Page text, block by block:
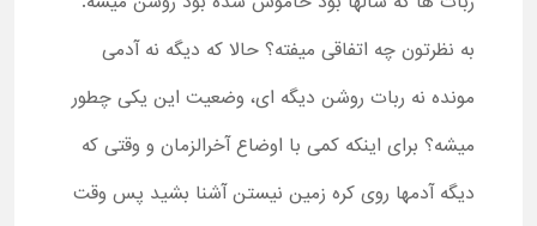
به نظرتون چه اتفاقی میفته؟ حالا که دیگه نه آدمی
مونده نه ربات روشن دیگه ای، وضعیت این یکی چطور
میشه؟ برای اینکه کمی با اوضاع آخرالزمان و وقتی که
دیگه آدمها روی کره زمین نیستن آشنا بشید پس وقت